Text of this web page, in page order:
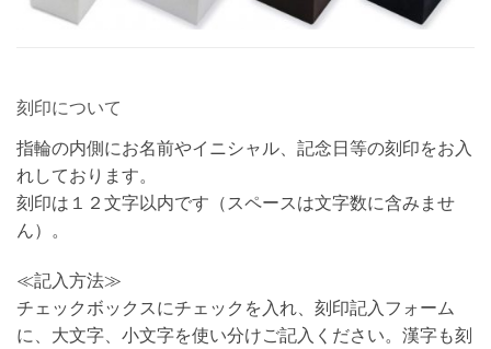
刻印について
指輪の内側にお名前やイニシャル、記念日等の刻印をお入
れしております。
刻印は１２文字以内です（スペースは文字数に含みませ
ん）。
≪記入方法≫
チェックボックスにチェックを入れ、刻印記入フォーム
に、大文字、小文字を使い分けご記入ください。漢字も刻